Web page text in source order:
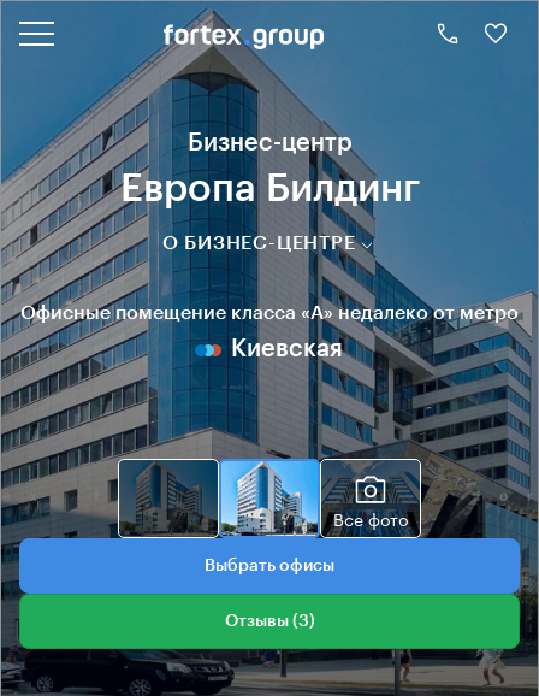
Бизнес-центр
Европа Билдинг
О БИЗНЕС-ЦЕНТРЕ
Офисные помещение класса «А» недалеко от метро
Киевская
Все фото
Выбрать офисы
Отзывы (3)